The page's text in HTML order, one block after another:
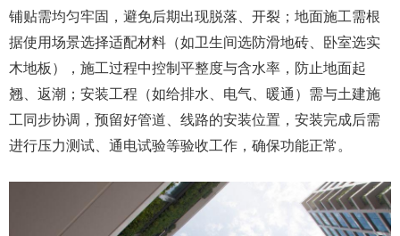
铺贴需均匀牢固，避免后期出现脱落、开裂；地面施工需根
据使用场景选择适配材料（如卫生间选防滑地砖、卧室选实
木地板），施工过程中控制平整度与含水率，防止地面起
翘、返潮；安装工程（如给排水、电气、暖通）需与土建施
工同步协调，预留好管道、线路的安装位置，安装完成后需
进行压力测试、通电试验等验收工作，确保功能正常。